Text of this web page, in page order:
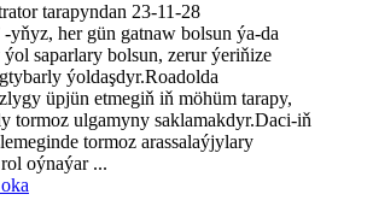
tarapyndan 23-11-28
-yňyz, her gün gatnaw bolsun ýa-da
saparlary bolsun, zerur ýeriňize
ýoldaşdyr.Roadolda
üpjün etmegiň iň möhüm tarapy,
tormoz ulgamyny saklamakdyr.Daci-iň
tormoz arassalaýjylary
oýnaýar ...